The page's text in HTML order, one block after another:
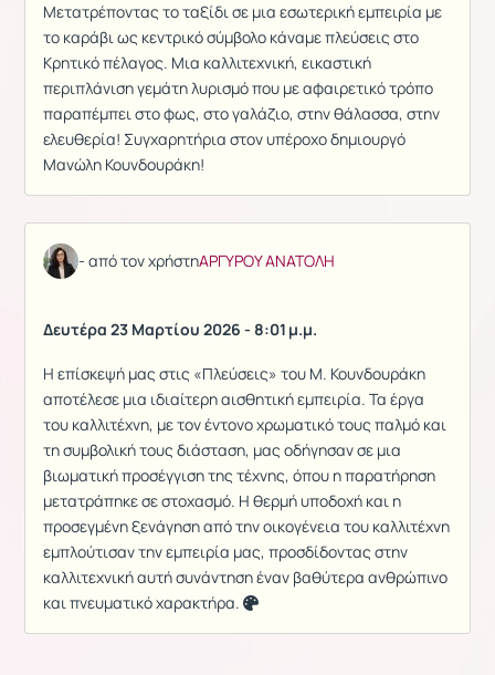
Μετατρέποντας το ταξίδι σε μια εσωτερική εμπειρία με
το καράβι ως κεντρικό σύμβολο κάναμε πλεύσεις στο
Κρητικό πέλαγος. Μια καλλιτεχνική, εικαστική
περιπλάνιση γεμάτη λυρισμό που με αφαιρετικό τρόπο
παραπέμπει στο φως, στο γαλάζιο, στην θάλασσα, στην
ελευθερία! Συγχαρητήρια στον υπέροχο δημιουργό
Μανώλη Κουνδουράκη!
- από τον χρήστηΑΡΓΥΡΟΥ ΑΝΑΤΟΛΗ
Δευτέρα 23 Μαρτίου 2026 - 8:01 μ.μ.
Η επίσκεψή μας στις «Πλεύσεις» του Μ. Κουνδουράκη
αποτέλεσε μια ιδιαίτερη αισθητική εμπειρία. Τα έργα
του καλλιτέχνη, με τον έντονο χρωματικό τους παλμό και
τη συμβολική τους διάσταση, μας οδήγησαν σε μια
βιωματική προσέγγιση της τέχνης, όπου η παρατήρηση
μετατράπηκε σε στοχασμό. Η θερμή υποδοχή και η
προσεγμένη ξενάγηση από την οικογένεια του καλλιτέχνη
εμπλούτισαν την εμπειρία μας, προσδίδοντας στην
καλλιτεχνική αυτή συνάντηση έναν βαθύτερα ανθρώπινο
και πνευματικό χαρακτήρα. 🎨